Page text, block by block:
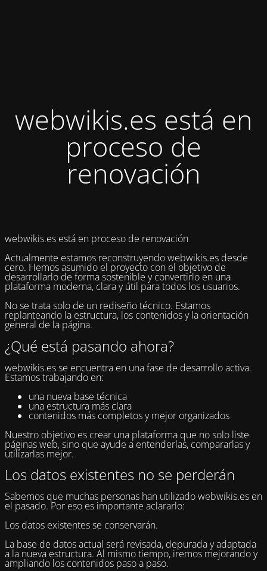
webwikis.es está en
proceso de
renovación
webwikis.es está en proceso de renovación
Actualmente estamos reconstruyendo webwikis.es desde
cero. Hemos asumido el proyecto con el objetivo de
desarrollarlo de forma sostenible y convertirlo en una
plataforma moderna, clara y útil para todos los usuarios.
No se trata solo de un rediseño técnico. Estamos
replanteando la estructura, los contenidos y la orientación
general de la página.
¿Qué está pasando ahora?
webwikis.es se encuentra en una fase de desarrollo activa.
Estamos trabajando en:
una nueva base técnica
una estructura más clara
contenidos más completos y mejor organizados
Nuestro objetivo es crear una plataforma que no solo liste
páginas web, sino que ayude a entenderlas, compararlas y
utilizarlas mejor.
Los datos existentes no se perderán
Sabemos que muchas personas han utilizado webwikis.es en
el pasado. Por eso es importante aclararlo:
Los datos existentes se conservarán.
La base de datos actual será revisada, depurada y adaptada
a la nueva estructura. Al mismo tiempo, iremos mejorando y
ampliando los contenidos paso a paso.